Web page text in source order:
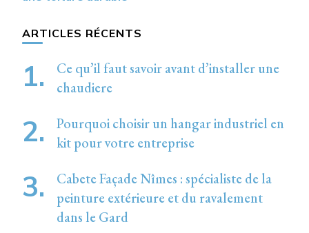
ARTICLES RÉCENTS
Ce qu’il faut savoir avant d’installer une
chaudiere
Pourquoi choisir un hangar industriel en
kit pour votre entreprise
Cabete Façade Nîmes : spécialiste de la
peinture extérieure et du ravalement
dans le Gard